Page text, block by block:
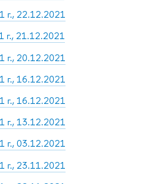
г., 22.12.2021
г., 21.12.2021
г., 20.12.2021
г., 16.12.2021
г., 16.12.2021
г., 13.12.2021
г., 03.12.2021
г., 23.11.2021